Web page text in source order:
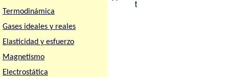
Termodinámica
Gases ideales y reales
Elasticidad y esfuerzo
Magnetismo
Electrostática